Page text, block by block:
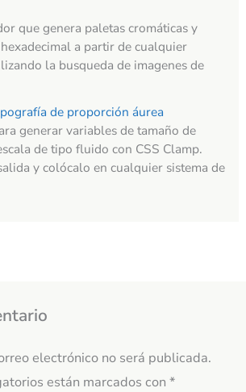
que genera paletas cromáticas y
a partir de cualquier
la busqueda de imagenes de
de proporción áurea
generar variables de tamaño de
de tipo fluido con CSS Clamp.
y colócalo en cualquier sistema de
electrónico no será publicada.
están marcados con*